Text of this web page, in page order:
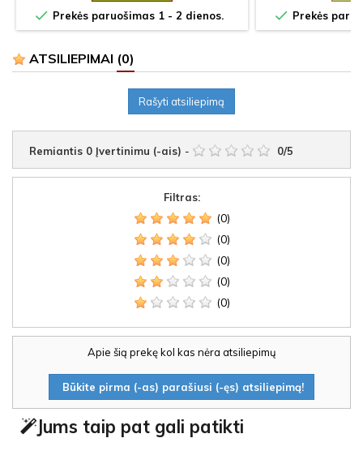
 Prekės paruošimas 1 - 2 dienos.  Prekės
ATSILIEPIMAI (0)
Rašyti atsiliepimą
Remiantis 0 Įvertinimu (-ais) - 0/5
Filtras:
(0)
(0)
(0)
(0)
(0)
Apie šią prekę kol kas nėra atsiliepimų
Būkite pirma (-as) parašiusi (-ęs) atsiliepimą!
Jums taip pat gali patikti